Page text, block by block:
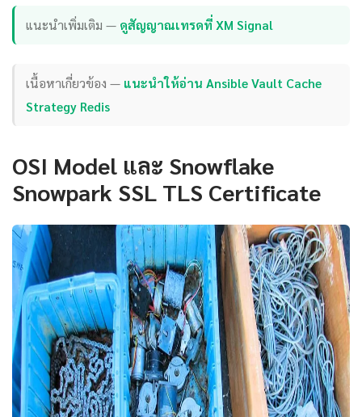
แนะนำเพิ่มเติม — ดูสัญญาณเทรดที่ XM Signal
เนื้อหาเกี่ยวข้อง — แนะนำให้อ่าน Ansible Vault Cache
Strategy Redis
OSI Model และ Snowflake
Snowpark SSL TLS Certificate